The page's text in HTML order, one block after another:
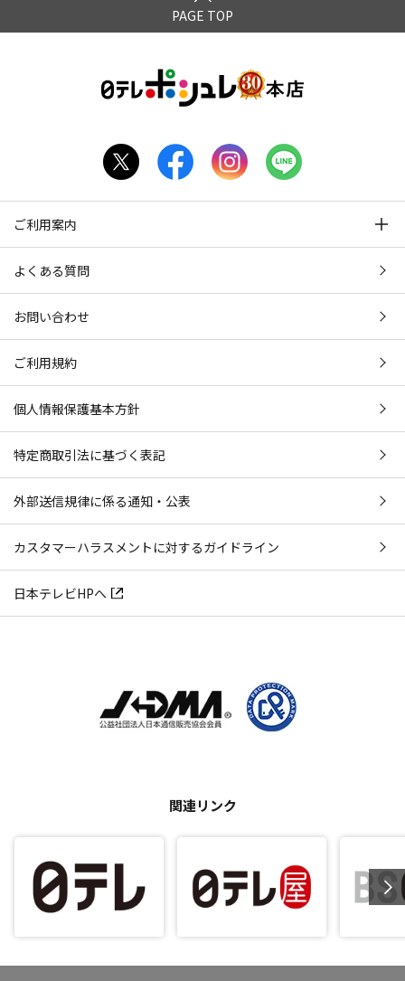
PAGE TOP
ご利用案内
よくある質問
お問い合わせ
ご利用規約
個人情報保護基本方針
特定商取引法に基づく表記
外部送信規律に係る通知・公表
カスタマーハラスメントに対するガイドライン
日本テレビHPへ
関連リンク